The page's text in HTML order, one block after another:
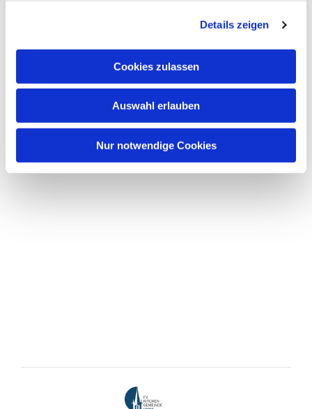
Details zeigen
Cookies zulassen
Auswahl erlauben
Nur notwendige Cookies